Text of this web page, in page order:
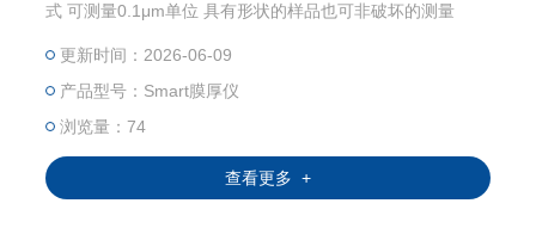
式 可测量0.1μm单位 具有形状的样品也可非破坏的测量
更新时间：2026-06-09
产品型号：Smart膜厚仪
浏览量：74
查看更多 +